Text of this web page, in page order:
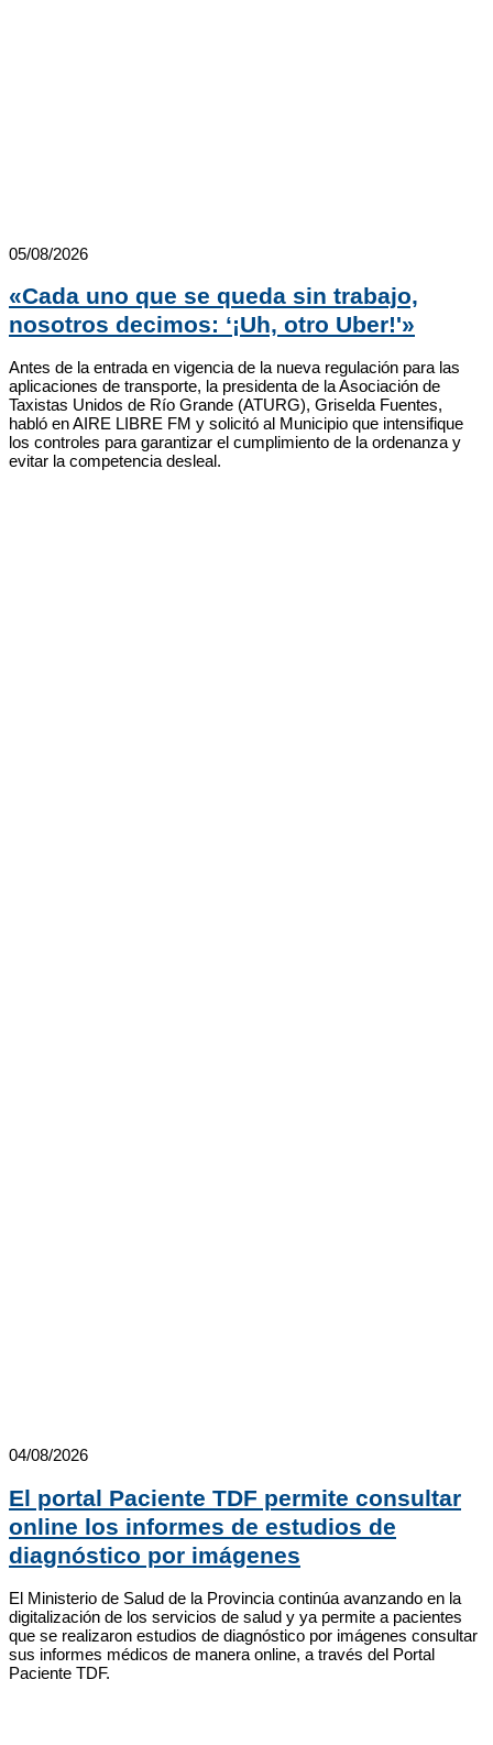
05/08/2026
«Cada uno que se queda sin trabajo,
nosotros decimos: ‘¡Uh, otro Uber!'»
Antes de la entrada en vigencia de la nueva regulación para las
aplicaciones de transporte, la presidenta de la Asociación de
Taxistas Unidos de Río Grande (ATURG), Griselda Fuentes,
habló en AIRE LIBRE FM y solicitó al Municipio que intensifique
los controles para garantizar el cumplimiento de la ordenanza y
evitar la competencia desleal.
04/08/2026
El portal Paciente TDF permite consultar
online los informes de estudios de
diagnóstico por imágenes
El Ministerio de Salud de la Provincia continúa avanzando en la
digitalización de los servicios de salud y ya permite a pacientes
que se realizaron estudios de diagnóstico por imágenes consultar
sus informes médicos de manera online, a través del Portal
Paciente TDF.